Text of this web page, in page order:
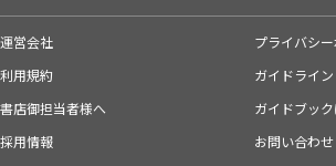
運営会社
プライバシ
利用規約
ガイドライン
書店御担当者様へ
ガイドブッ
採用情報
お問い合わせ